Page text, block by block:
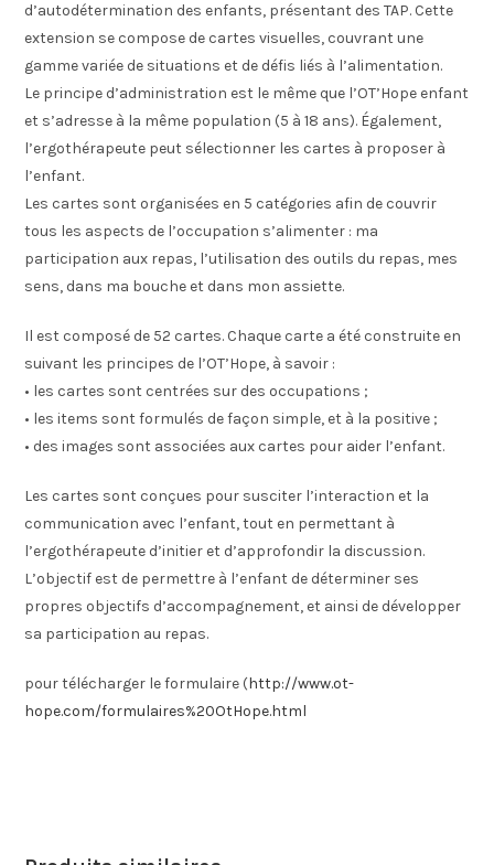
d’autodétermination des enfants, présentant des TAP. Cette
extension se compose de cartes visuelles, couvrant une
gamme variée de situations et de défis liés à l’alimentation.
Le principe d’administration est le même que l’OT’Hope enfant
et s’adresse à la même population (5 à 18 ans). Également,
l’ergothérapeute peut sélectionner les cartes à proposer à
l’enfant.
Les cartes sont organisées en 5 catégories afin de couvrir
tous les aspects de l’occupation s’alimenter : ma
participation aux repas, l’utilisation des outils du repas, mes
sens, dans ma bouche et dans mon assiette.
Il est composé de 52 cartes. Chaque carte a été construite en
suivant les principes de l’OT’Hope, à savoir :
• les cartes sont centrées sur des occupations ;
• les items sont formulés de façon simple, et à la positive ;
• des images sont associées aux cartes pour aider l’enfant.
Les cartes sont conçues pour susciter l’interaction et la
communication avec l’enfant, tout en permettant à
l’ergothérapeute d’initier et d’approfondir la discussion.
L’objectif est de permettre à l’enfant de déterminer ses
propres objectifs d’accompagnement, et ainsi de développer
sa participation au repas.
pour télécharger le formulaire (http://www.ot-
hope.com/formulaires%20OtHope.html